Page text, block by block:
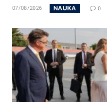
07/08/2026 NAUKA 0